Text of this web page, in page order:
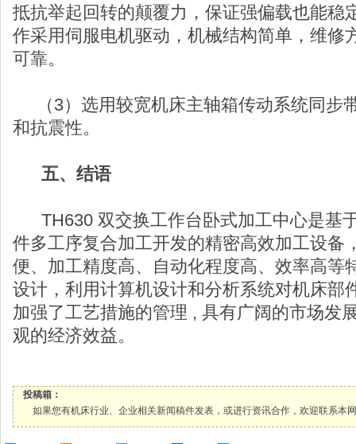
抵抗举起回转的颠覆力，保证强偏载也能稳
作采用伺服电机驱动，机械结构简单，维修
可靠。
（3）选用较宽机床主轴箱传动系统同步
和抗震性。
五、结语
TH630 双交换工作台卧式加工中心是基
件多工序复合加工开发的精密高效加工设备
便、加工精度高、自动化程度高、效率高等
设计，利用计算机设计和分析系统对机床部
加强了工艺措施的管理 , 具有广阔的市场发
观的经济效益。
投稿箱：
如果您有机床行业、企业相关新闻稿件发表，或进行资讯合作，欢迎联系本